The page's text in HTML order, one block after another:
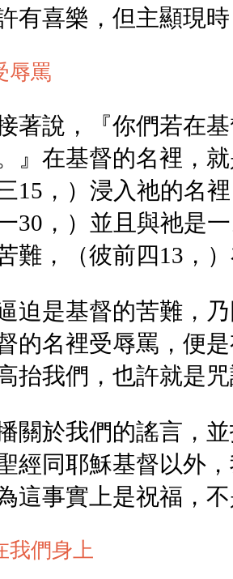
有喜樂，但主顯現時
辱罵
著說，『你們若在
』在基督的名裡，
15，）浸入祂的名
30，）並且與祂是
難，（彼前四13，
迫是基督的苦難，
的名裡受辱罵，便
抬我們，也許就是
關於我們的謠言，
經同耶穌基督以外
這事實上是祝福，不
我們身上